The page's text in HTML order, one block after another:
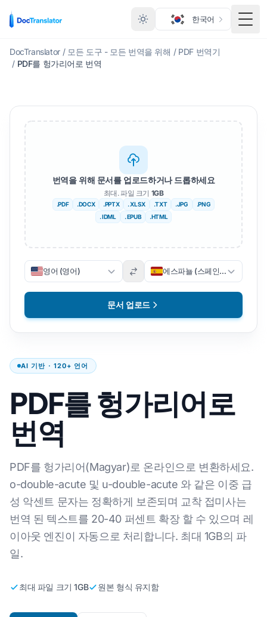
한국어
메뉴
DocTranslator / 모든 도구 - 모든 번역을 위해 / PDF 번역기
/ PDF를 헝가리어로 번역
AI 기반 · 120+ 언어
PDF를 헝가리어로
번역
PDF를 헝가리어(Magyar)로 온라인으로 변환하세요.
o-double-acute 및 u-double-acute 와 같은 이중 급
성 악센트 문자는 정확하게 보존되며 교착 접미사는
번역 된 텍스트를 20-40 퍼센트 확장 할 수 있으며 레
이아웃 엔진이 자동으로 처리합니다. 최대 1GB의 파
일.
최대 파일 크기 1GB 원본 형식 유지함
번역을 위해 문서를 업로드하거나 드롭하세요
최대. 파일 크기 1GB
.PDF .DOCX .PPTX . XLSX .TXT .JPG
.PNG
. IDML
. EPUB .HTML
영어 (영어) 에스파뇰 (스페인어)
문서 업로드